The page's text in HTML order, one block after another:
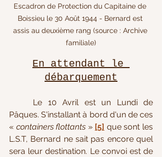
Escadron de Protection du Capitaine de
Boissieu le 30 Août 1944 - Bernard est
assis au deuxième rang (source : Archive
familiale)
En attendant le
débarquement
	Le 10 Avril
est un Lundi de
Pâques. S'installant à bord d'un de ces
« containers flottants » [5] que sont les
L.S.T, Bernard ne sait pas encore quel
sera leur destination. Le convoi est de